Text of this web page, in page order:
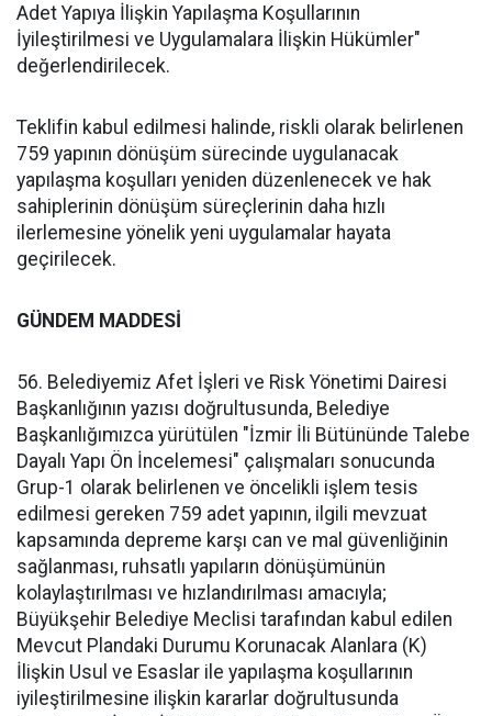
Adet Yapıya İlişkin Yapılaşma Koşullarının
İyileştirilmesi ve Uygulamalara İlişkin Hükümler"
değerlendirilecek.
Teklifin kabul edilmesi halinde, riskli olarak belirlenen
759 yapının dönüşüm sürecinde uygulanacak
yapılaşma koşulları yeniden düzenlenecek ve hak
sahiplerinin dönüşüm süreçlerinin daha hızlı
ilerlemesine yönelik yeni uygulamalar hayata
geçirilecek.
GÜNDEM MADDESİ
56. Belediyemiz Afet İşleri ve Risk Yönetimi Dairesi
Başkanlığının yazısı doğrultusunda, Belediye
Başkanlığımızca yürütülen "İzmir İli Bütününde Talebe
Dayalı Yapı Ön İncelemesi" çalışmaları sonucunda
Grup-1 olarak belirlenen ve öncelikli işlem tesis
edilmesi gereken 759 adet yapının, ilgili mevzuat
kapsamında depreme karşı can ve mal güvenliğinin
sağlanması, ruhsatlı yapıların dönüşümünün
kolaylaştırılması ve hızlandırılması amacıyla;
Büyükşehir Belediye Meclisi tarafından kabul edilen
Mevcut Plandaki Durumu Korunacak Alanlara (K)
İlişkin Usul ve Esaslar ile yapılaşma koşullarının
iyileştirilmesine ilişkin kararlar doğrultusunda